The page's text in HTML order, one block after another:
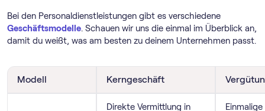
Bei den Personaldienstleistungen gibt es verschiedene
Geschäftsmodelle. Schauen wir uns die einmal im Überblick an,
damit du weißt, was am besten zu deinem Unternehmen passt.
Modell Kerngeschäft
Direkte Vermittlung in